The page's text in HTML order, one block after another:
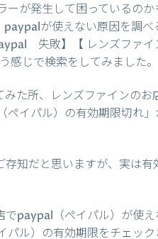
ーが発生して困っているの
paypalが使えない原因を調
失敗】【 レンズファ
じで検索をしてみました。
みた所、レンズファインの
イパル）の有効期限切れ
知だと思いますが、実は有
でpaypal（ペイパル）が使
ル）の有効期限をチェッ